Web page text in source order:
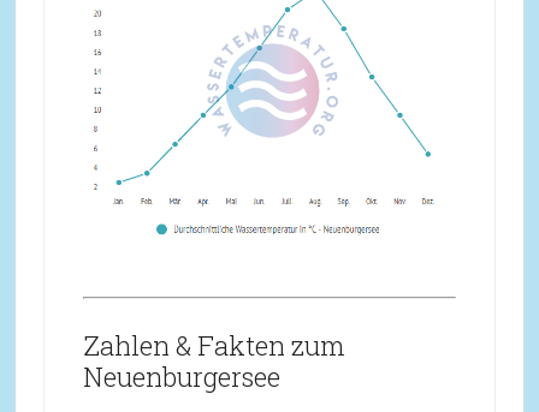
Zahlen & Fakten zum
Neuenburgersee